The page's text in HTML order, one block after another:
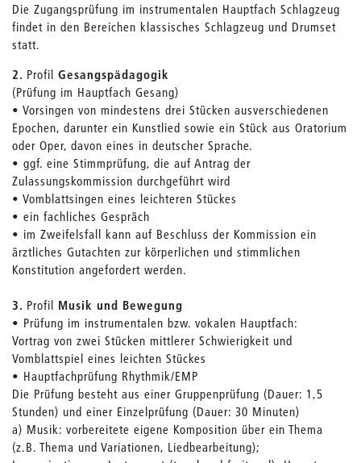
Die Zugangsprüfung im instrumentalen Hauptfach Schlagzeug
findet in den Bereichen klassisches Schlagzeug und Drumset
statt.
2. Profil Gesangspädagogik
(Prüfung im Hauptfach Gesang)
• Vorsingen von mindestens drei Stücken ausverschiedenen
Epochen, darunter ein Kunstlied sowie ein Stück aus Oratorium
oder Oper, davon eines in deutscher Sprache.
• ggf. eine Stimmprüfung, die auf Antrag der
Zulassungskommission durchgeführt wird
• Vomblattsingen eines leichteren Stückes
• ein fachliches Gespräch
• im Zweifelsfall kann auf Beschluss der Kommission ein
ärztliches Gutachten zur körperlichen und stimmlichen
Konstitution angefordert werden.
3. Profil Musik und Bewegung
• Prüfung im instrumentalen bzw. vokalen Hauptfach:
Vortrag von zwei Stücken mittlerer Schwierigkeit und
Vomblattspiel eines leichten Stückes
• Hauptfachprüfung Rhythmik/EMP
Die Prüfung besteht aus einer Gruppenprüfung (Dauer: 1,5
Stunden) und einer Einzelprüfung (Dauer: 30 Minuten)
a) Musik: vorbereitete eigene Komposition über ein Thema
(z.B. Thema und Variationen, Liedbearbeitung);